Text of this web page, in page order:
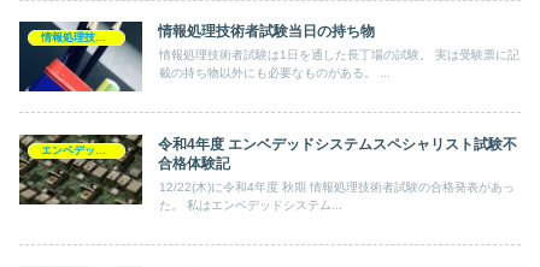
情報処理技術者試験 情報処理技術者試験当日の持ち物
情報処理技術者試験は1日を通した長丁場の試験。 実は受験票に記
載の持ち物以外にも必要なものがある。 ...
エンベデッドシステムスペシャリスト
令和4年度 エンベデッドシステムスペシャリスト試験不
合格体験記
12/22(木)に令和4年度 秋期 情報処理技術者試験の合格発表があっ
た。 私はエンベデッドシステム...